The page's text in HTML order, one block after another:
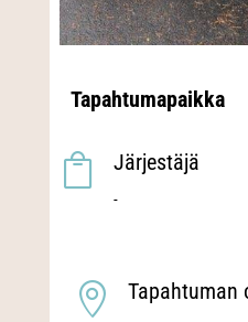
Tapahtumapaikka
 Järjestäjä
-
 Tapahtuman